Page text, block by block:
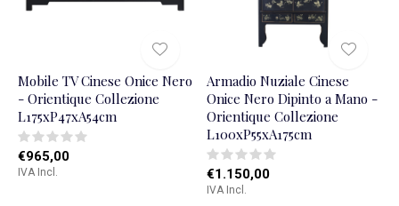
Mobile TV Cinese Onice Nero
- Orientique Collezione
L175xP47xA54cm
€965,00
IVA Incl.
Armadio Nuziale Cinese
Onice Nero Dipinto a Mano -
Orientique Collezione
L100xP55xA175cm
€1.150,00
IVA Incl.